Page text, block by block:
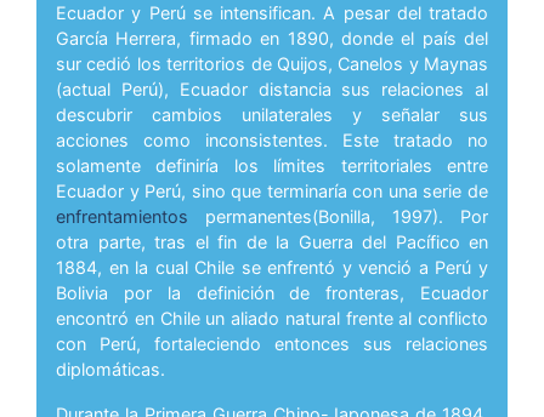
Ecuador y Perú se intensifican. A pesar del tratado
García Herrera, firmado en 1890, donde el país del
sur cedió los territorios de Quijos, Canelos y Maynas
(actual Perú), Ecuador distancia sus relaciones al
descubrir cambios unilaterales y señalar sus
acciones como inconsistentes. Este tratado no
solamente definiría los límites territoriales entre
Ecuador y Perú, sino que terminaría con una serie de
enfrentamientos permanentes(Bonilla, 1997). Por
otra parte, tras el fin de la Guerra del Pacífico en
1884, en la cual Chile se enfrentó y venció a Perú y
Bolivia por la definición de fronteras, Ecuador
encontró en Chile un aliado natural frente al conflicto
con Perú, fortaleciendo entonces sus relaciones
diplomáticas.